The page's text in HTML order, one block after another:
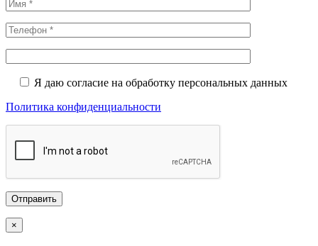
Я даю согласие на обработку персональных данных
Политика конфиденциальности
×